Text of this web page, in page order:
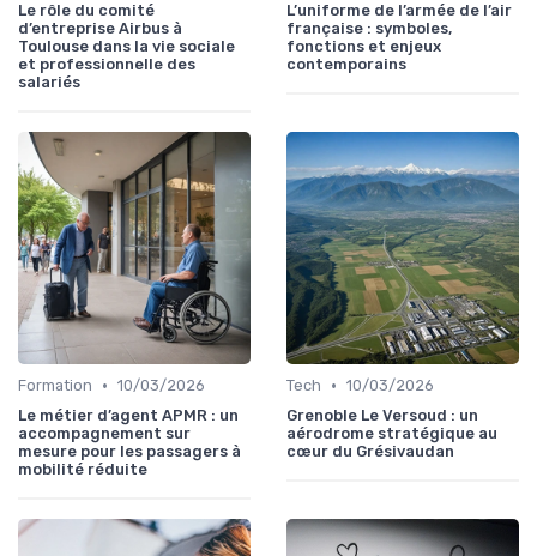
Le rôle du comité
d’entreprise Airbus à
Toulouse dans la vie sociale
et professionnelle des
salariés
L’uniforme de l’armée de l’air
française : symboles,
fonctions et enjeux
contemporains
Formation • 10/03/2026
Le métier d’agent APMR : un
accompagnement sur
mesure pour les passagers à
mobilité réduite
Tech • 10/03/2026
Grenoble Le Versoud : un
aérodrome stratégique au
cœur du Grésivaudan